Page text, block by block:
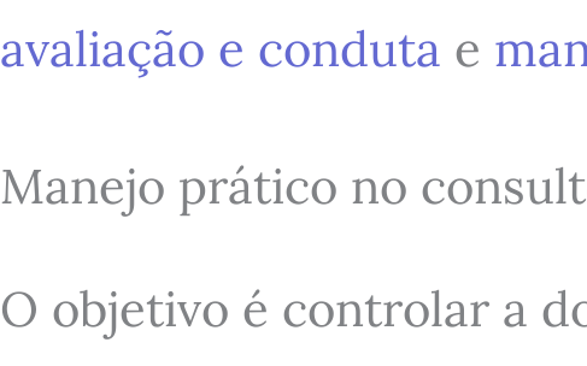
avaliação e conduta e
Manejo prático no
O objetivo é controlar a